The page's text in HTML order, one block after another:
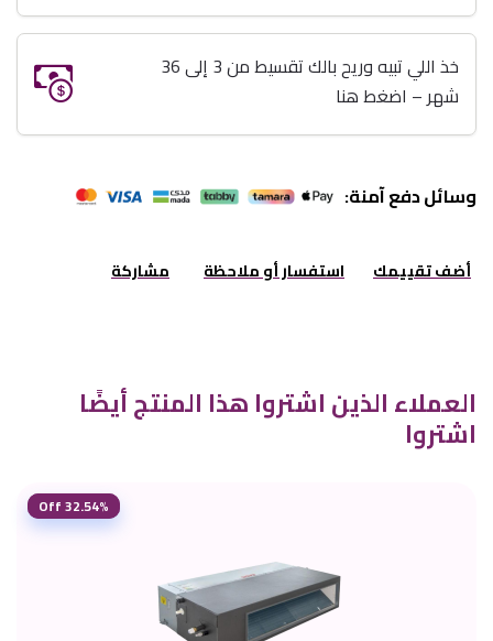
خذ اللي تبيه وريح بالك تقسيط من 3 إلى 36
شهر – اضغط هنا
وسائل دفع آمنة:
أضف تقييمك استفسار أو ملاحظة مشاركة
العملاء الذين اشتروا هذا المنتج أيضًا
اشتروا
32.54% Off